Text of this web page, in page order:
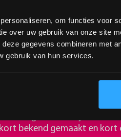
om functies voor
over uw gebruik van onze site
gegevens combineren met
gebruik van hun services.
𝗙𝗘𝗦𝗧𝗜𝗩𝗔𝗟 -
festival van het Noorden
waarin complete chaos
bekend gemaakt en